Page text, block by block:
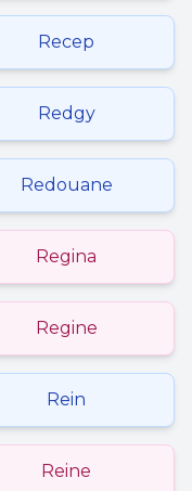
Recep
Redgy
Redouane
Regina
Regine
Rein
Reine